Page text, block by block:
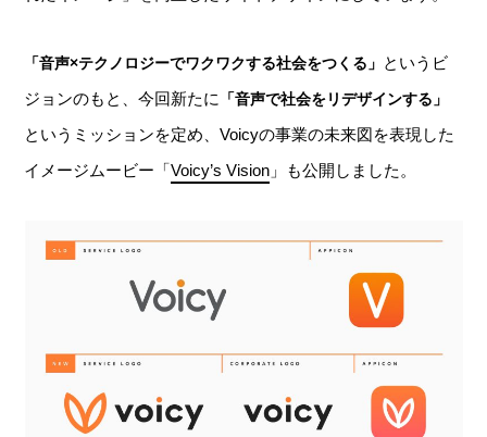
「音声×テクノロジーでワクワクする社会をつくる」 というビ
ジョンのもと、今回新たに
「音声で社会をリデザインする」
というミッションを定め、Voicyの事業の未来図を表現した
イメージムービー「Voicy’s Vision 」も公開しました。